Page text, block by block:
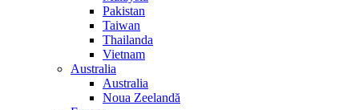
Pakistan
Taiwan
Thailanda
Vietnam
Australia
Australia
Noua Zeelandă